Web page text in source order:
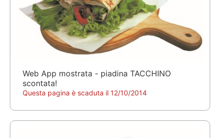
Web App mostrata - piadina TACCHINO
scontata!
Questa pagina è scaduta il 12/10/2014